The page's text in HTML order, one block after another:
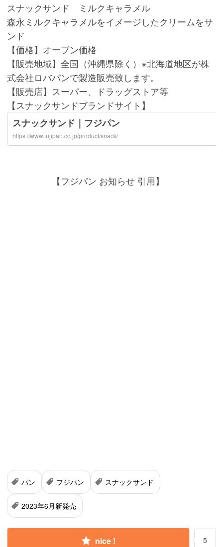
スナックサンド ミルクキャラメル
森永ミルクキャラメルをイメージしたクリームをサ
ンド
【価格】オープン価格
【販売地域】全国（沖縄県除く）※北海道地区が株
式会社ロバパンで製造販売致します。
【販売店】スーパー、ドラッグストア等
【スナックサンドブランドサイト】
【フジパン お知らせ 引用】
パン フジパン スナックサンド
2023年6月新発売
nice ! 5